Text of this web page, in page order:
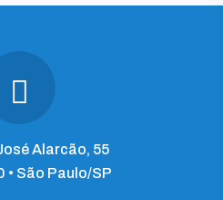
Alarcão, 55
• São Paulo/SP